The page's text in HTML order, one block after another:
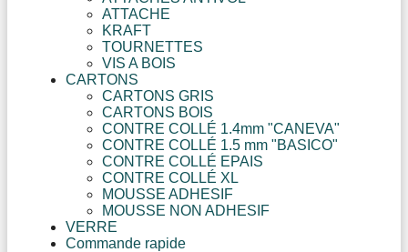
ATTACHE
KRAFT
TOURNETTES
VIS A BOIS
CARTONS
CARTONS GRIS
CARTONS BOIS
CONTRE COLLÉ 1.4mm "CANEVA"
CONTRE COLLÉ 1.5 mm "BASICO"
CONTRE COLLÉ EPAIS
CONTRE COLLÉ XL
MOUSSE ADHESIF
MOUSSE NON ADHESIF
VERRE
Commande rapide